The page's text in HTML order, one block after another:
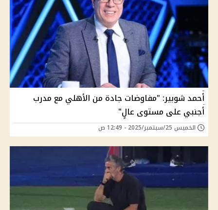
أحمد شوبير: "مفاوضات جادة من الأهلي مع مدرب
أجنبي على مستوى عالٍ"
الخميس 25/سبتمبر/2025 - 12:49 ص